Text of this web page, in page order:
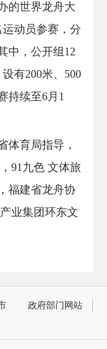
的世界龙舟大
动员参赛，分
中，公开组12
有200米、500
持续至6月1
育局指导，
91九色 文体旅
福建省龙舟协
业集团环东文
政府部门网站